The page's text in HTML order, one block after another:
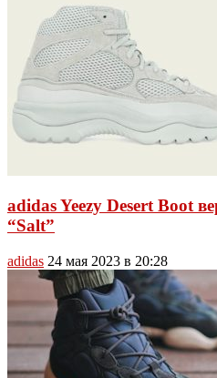
adidas Yeezy Desert Boot
“Salt”
adidas 24 мая 2023 в 20:28